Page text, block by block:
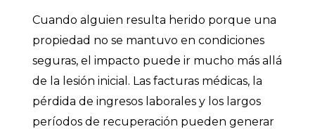
Cuando alguien resulta herido porque una
propiedad no se mantuvo en condiciones
seguras, el impacto puede ir mucho más allá
de la lesión inicial. Las facturas médicas, la
pérdida de ingresos laborales y los largos
períodos de recuperación pueden generar